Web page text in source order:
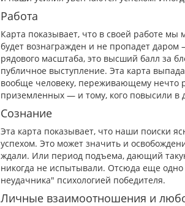
Работа
Карта показывает, что в своей работе
будет вознагражден и не пропадет
рядового масштаба, это высший балл за
публичное выступление. Эта карта
вообще человеку, переживающему нечто
приземленных — и тому, кого повысили в
Сознание
Эта карта показывает, что наши поиски
успехом. Это может значить и
ждали. Или период подъема, дающий
никогда не испытывали. Отсюда еще
неудачника" психологией победителя.
Личные взаимоотношения и